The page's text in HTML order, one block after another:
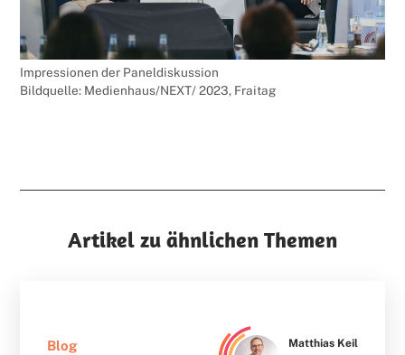
Impressionen der Paneldiskussion
Bildquelle: Medienhaus/NEXT/ 2023, Fraitag
Artikel zu ähnlichen Themen
Blog Matthias Keil